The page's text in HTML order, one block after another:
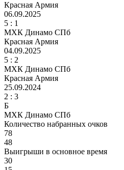
Красная Армия
06.09.2025
5 : 1
МХК Динамо СПб
Красная Армия
04.09.2025
5 : 2
МХК Динамо СПб
Красная Армия
25.09.2024
2 : 3
Б
МХК Динамо СПб
Количество набранных очков
78
48
Выигрыши в основное время
30